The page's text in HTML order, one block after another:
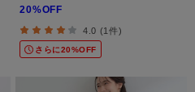
20%OFF
4.0 (1件)
さらに20%OFF